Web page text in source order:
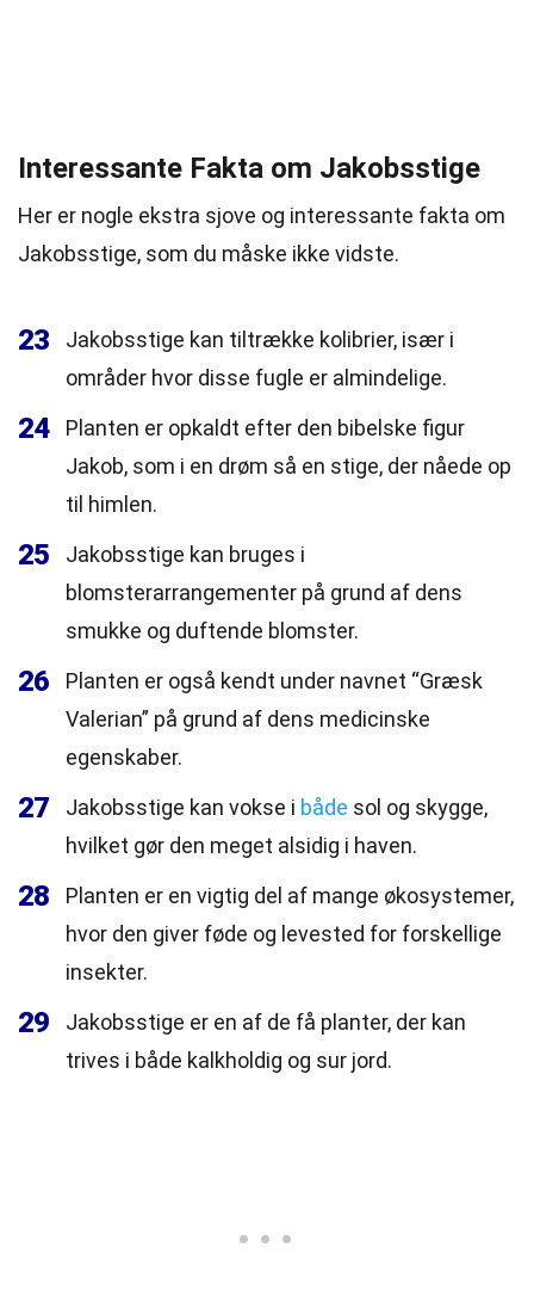
Interessante Fakta om Jakobsstige
Her er nogle ekstra sjove og interessante fakta om
Jakobsstige, som du måske ikke vidste.
23
Jakobsstige kan tiltrække kolibrier, især i
områder hvor disse fugle er almindelige.
24
Planten er opkaldt efter den bibelske figur
Jakob, som i en drøm så en stige, der nåede op
til himlen.
25
Jakobsstige kan bruges i
blomsterarrangementer på grund af dens
smukke og duftende blomster.
26
Planten er også kendt under navnet “Græsk
Valerian” på grund af dens medicinske
egenskaber.
27 Jakobsstige kan vokse i både sol og skygge,
hvilket gør den meget alsidig i haven.
28
Planten er en vigtig del af mange økosystemer,
hvor den giver føde og levested for forskellige
insekter.
29
Jakobsstige er en af de få planter, der kan
trives i både kalkholdig og sur jord.